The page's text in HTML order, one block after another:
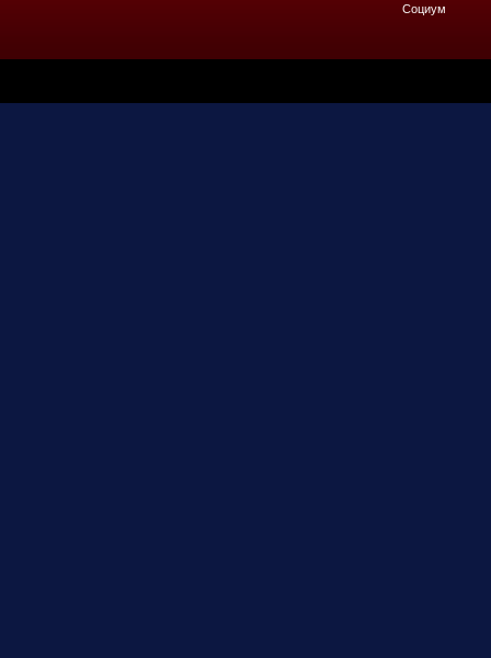
Социум